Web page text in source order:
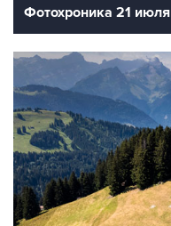
Фотохроника 21 июля